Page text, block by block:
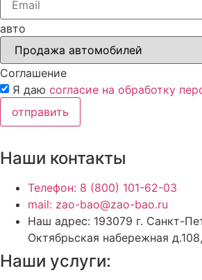
авто
Соглашение
Я даю согласие на обработку
отправить
Наши контакты
Телефон: 8 (800) 101-62-03
mail: zao-bao@zao-bao.ru
Наш адрес: 193079 г. Санкт-
Октябрьская набережная
Наши услуги: